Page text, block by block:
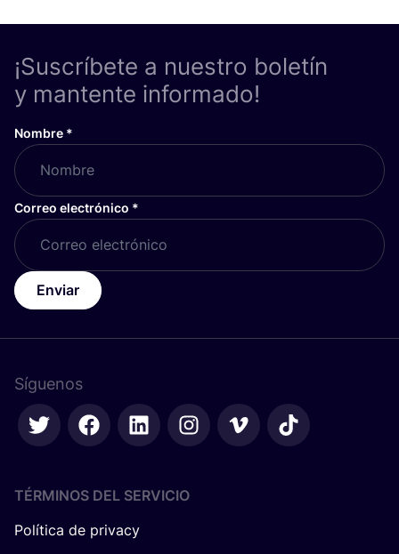
¡Suscríbete a nuestro boletín
y mantente informado!
Nombre *
Correo electrónico *
Enviar
Síguenos
TÉRMINOS DEL SERVICIO
Política de privacy